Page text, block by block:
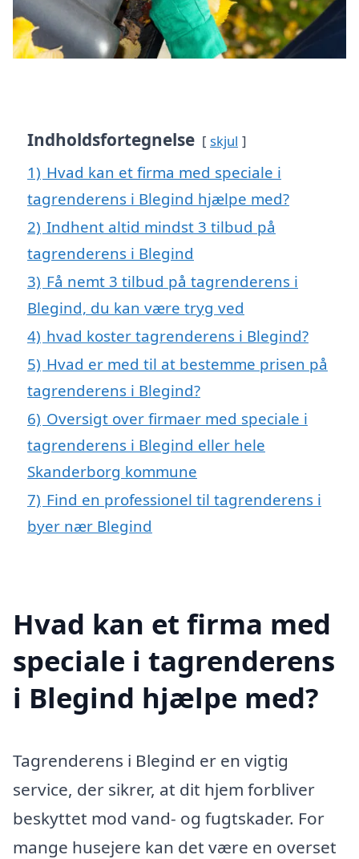
Indholdsfortegnelse skjul
1) Hvad kan et firma med speciale i
tagrenderens i Blegind hjælpe med?
2) Indhent altid mindst 3 tilbud på
tagrenderens i Blegind
3) Få nemt 3 tilbud på tagrenderens i
Blegind, du kan være tryg ved
4) hvad koster tagrenderens i Blegind?
5) Hvad er med til at bestemme prisen på
tagrenderens i Blegind?
6) Oversigt over firmaer med speciale i
tagrenderens i Blegind eller hele
Skanderborg kommune
7) Find en professionel til tagrenderens i
byer nær Blegind
Hvad kan et firma med
speciale i tagrenderens
i Blegind hjælpe med?
Tagrenderens i Blegind er en vigtig
service, der sikrer, at dit hjem forbliver
beskyttet mod vand- og fugtskader. For
mange husejere kan det være en overset